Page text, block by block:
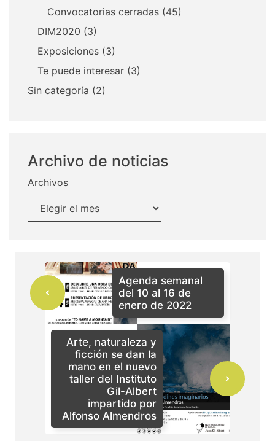
Convocatorias cerradas (45)
DIM2020 (3)
Exposiciones (3)
Te puede interesar (3)
Sin categoría (2)
Archivo de noticias
Archivos
Agenda semanal
del 10 al 16 de
enero de 2022
Arte, naturaleza y
ficción se dan la
mano en el nuevo
taller del Instituto
Gil-Albert
impartido por
Alfonso Almendros